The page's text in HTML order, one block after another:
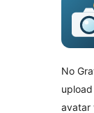
No
avatar